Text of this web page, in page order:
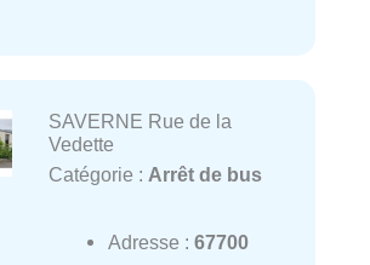
SAVERNE Rue de la
Vedette
Catégorie : Arrêt de bus
Adresse : 67700